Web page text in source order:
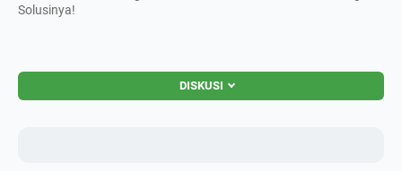
Solusinya!
DISKUSI